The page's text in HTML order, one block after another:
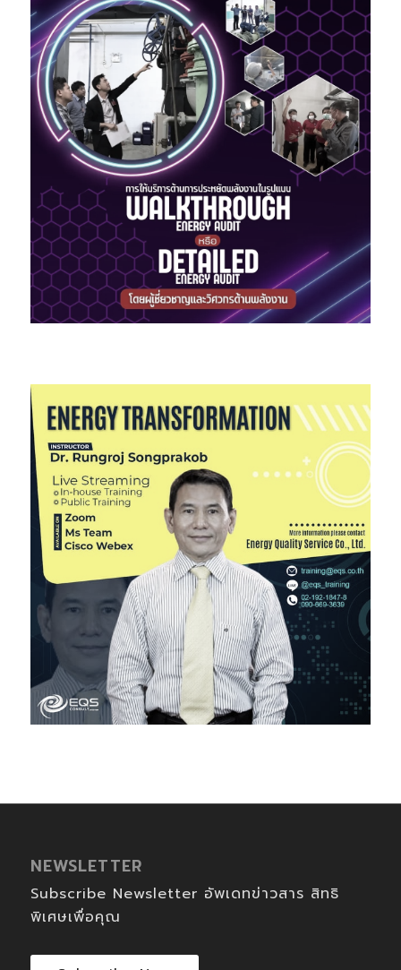
NEWSLETTER
Subscribe Newsletter อัพเดทข่าวสาร สิทธิ
พิเศษเพื่อคุณ